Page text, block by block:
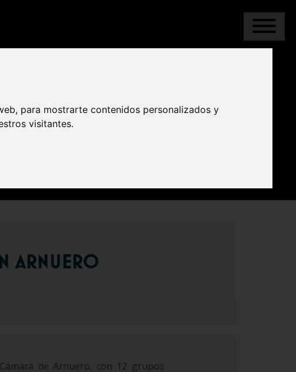
para mostrarte contenidos personalizados y
visitantes.
TRASMIERA
ARNUERO
de Arnuero, con 12 grupos